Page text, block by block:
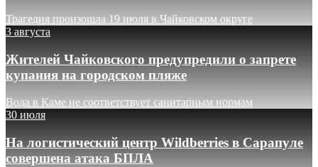
Трагедия произошла 19 июля в Чайковском округе
3 августа
Жителей Чайковского предупредили о запрете
купания на городском пляже
Вода в Каме не соответствует санитарным нормам
30 июля
На логистический центр Wildberries в Сарапуле
совершена атака БПЛА